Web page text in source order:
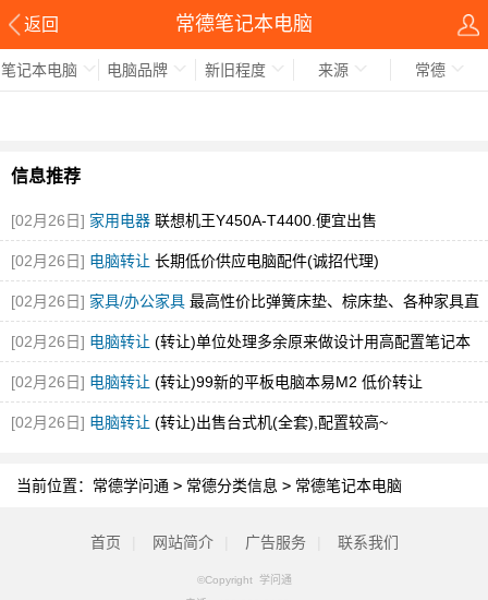
返回 常德笔记本电脑
笔记本电脑 电脑品牌 新旧程度 来源 常德
信息推荐
[02月26日] 家用电器 联想机王Y450A-T4400.便宜出售
[02月26日] 电脑转让 长期低价供应电脑配件(诚招代理)
[02月26日] 家具/办公家具 最高性价比弹簧床垫、棕床垫、各种家具直
销[02月26日] 电脑转让 (转让)单位处理多余原来做设计用高配置笔记本
[02月26日] 电脑转让 (转让)99新的平板电脑本易M2 低价转让
[02月26日] 电脑转让 (转让)出售台式机(全套),配置较高~
当前位置： 常德学问通 > 常德分类信息 > 常德笔记本电脑
首页 网站简介 广告服务 联系我们
©Copyright 学问通